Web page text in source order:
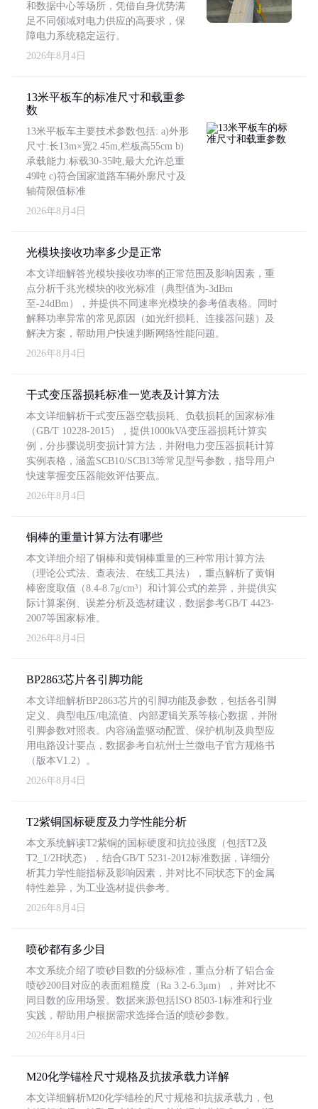
和数据中心等场所，凭借自身优势满
足不同领域对电力供应的高要求，保
障电力系统稳定运行。
2026年8月4日
13米平板车的标准尺寸和载重参
数
13米平板车主要技术参数包括: a)外形
尺寸:长13m×宽2.45m,栏板高55cm b)
承载能力:标载30-35吨,最大允许总重
49吨 c)符合国家道路车辆外廓尺寸及
轴荷限值标准
2026年8月4日
光模块接收功率多少是正常
本文详细解答光模块接收功率的正常范围及影响因素，重
点分析千兆光模块的收光标准（典型值为-3dBm
至-24dBm），并提供不同速率光模块的参考值表格。同时
解释功率异常的常见原因（如光纤损耗、连接器问题）及
解决方案，帮助用户快速判断网络性能问题。
2026年8月4日
干式变压器损耗标准一览表及计算方法
本文详细解析干式变压器空载损耗、负载损耗的国家标准
（GB/T 10228-2015），提供1000kVA变压器损耗计算实
例，分步骤说明变损计算方法，并附电力变压器损耗计算
实例表格，涵盖SCB10/SCB13等常见型号参数，指导用户
快速掌握变压器能效评估要点。
2026年8月4日
铜棒的重量计算方法有哪些
本文详细介绍了铜棒和黄铜棒重量的三种常用计算方法
（理论公式法、查表法、在线工具法），重点解析了黄铜
棒密度取值（8.4-8.7g/cm³）和计算公式的差异，并提供实
际计算案例、误差分析及选材建议，数据参考GB/T 4423-
2007等国家标准。
2026年8月4日
BP2863芯片各引脚功能
本文详细解析BP2863芯片的引脚功能及参数，包括各引脚
定义、典型电压/电流值、内部逻辑关系等核心数据，并附
引脚参数对照表。内容涵盖驱动配置、保护机制及典型应
用电路设计要点，数据参考自杭州士兰微电子官方规格书
（版本V1.2）。
2026年8月4日
T2紫铜国标硬度及力学性能分析
本文系统解读T2紫铜的国标硬度和抗拉强度（包括T2及
T2_1/2H状态），结合GB/T 5231-2012标准数据，详细分
析其力学性能指标及影响因素，并对比不同状态下的金属
特性差异，为工业选材提供参考。
2026年8月4日
喷砂都有多少目
本文系统介绍了喷砂目数的分级标准，重点分析了铝合金
喷砂200目对应的表面粗糙度（Ra 3.2-6.3μm），并对比不
同目数的应用场景。数据来源包括ISO 8503-1标准和行业
实践，帮助用户根据需求选择合适的喷砂参数。
2026年8月4日
M20化学锚栓尺寸规格及抗拔承载力详解
本文详细解析M20化学锚栓的尺寸规格和抗拔承载力，包